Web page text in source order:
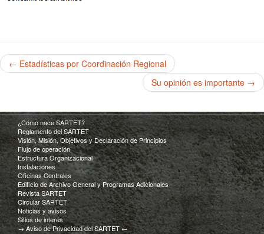
← Estadísticas por Coordinación Regional
Su opinión es importante →
¿Cómo nace SARTET?
Reglamento del SARTET
Visión, Misión, Objetivos y Declaración de Principios
Flujo de operación
Estructura Organizacional
Instalaciones
Oficinas Centrales
Edificio de Archivo General y Programas Adicionales
Revista SARTET
Circular SARTET
Noticias y avisos
Sitios de interés
→ Aviso de Privacidad del SARTET ←